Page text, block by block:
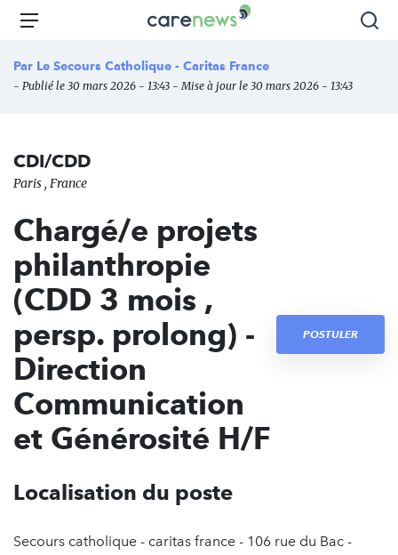
Aller
principal
Carenews,
média
des
Menu
Par Le Secours Catholique - Caritas France
- Publié le 30 mars 2026 - 13:43 - Mise à jour le 30 mars 2026 - 13:43
CDI/CDD
Paris , France
Chargé/e projets
philanthropie
(CDD 3 mois ,
persp. prolong) -
Direction
Communication
et Générosité H/F
POSTULER
Localisation du poste
Secours catholique - caritas france - 106 rue du Bac -